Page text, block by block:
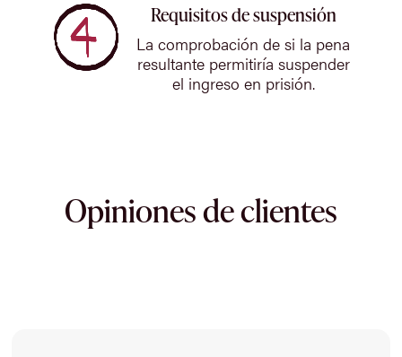
Requisitos de suspensión
La comprobación de si la pena
resultante permitiría suspender
el ingreso en prisión.
Opiniones de clientes